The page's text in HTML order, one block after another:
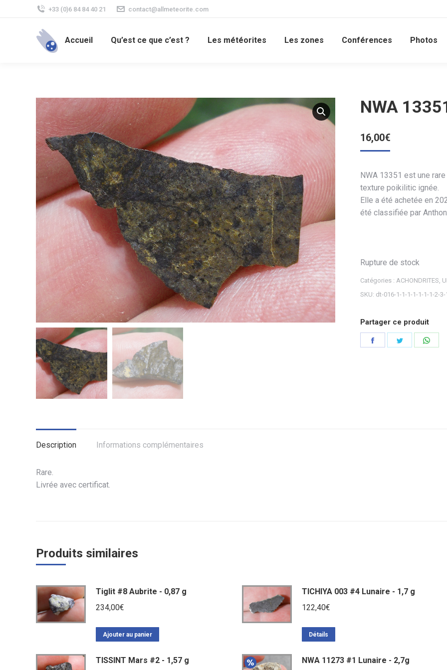
+33 (0)6 84 84 40 21 contact@allmeteorite.com
Accueil Qu’est ce que c’est ? Les météorites Les zones Conférences Photos
NWA
16,00€
NWA 13351 est une
texture poikilitic ignée.
Elle a été achetée en
été classifiée par
Rupture de stock
Catégories : ACHONDRITES,
SKU: dt-016-1-1-1-1-1-1-1-2-
Partager ce produit
Partager Partager
Description Informations complémentaires
Rare.
Livrée avec certificat.
Produits similaires
Tiglit #8 Aubrite - 0,87 g
234,00€
Ajouter au panier
TICHIYA 003 #4 Lunaire - 1,7 g
122,40€
Détails
TISSINT Mars #2 - 1,57 g
NWA 11273 #1 Lunaire - 2,7g